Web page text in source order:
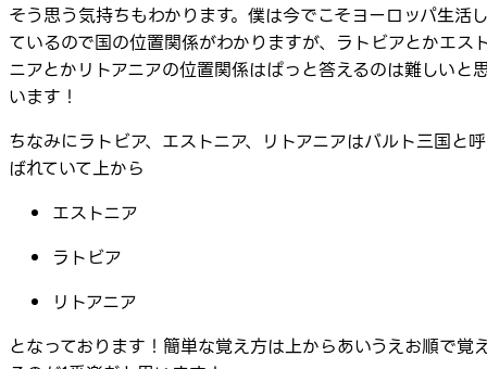
そう思う気持ちもわかります。僕は今でこそヨーロッパ生活
ているので国の位置関係がわかりますが、ラトビアとかエス
ニアとかリトアニアの位置関係はぱっと答えるのは難しいと
います！
ちなみにラトビア、エストニア、リトアニアはバルト三国と呼
ばれていて上から
エストニア
ラトビア
リトアニア
となっております！簡単な覚え方は上からあいうえお順で覚